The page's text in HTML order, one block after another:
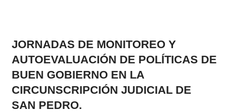
JORNADAS DE MONITOREO Y
AUTOEVALUACIÓN DE POLÍTICAS DE
BUEN GOBIERNO EN LA
CIRCUNSCRIPCIÓN JUDICIAL DE
SAN PEDRO.